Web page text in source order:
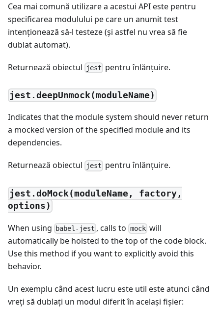
Cea mai comună utilizare a acestui API este pentru
specificarea modulului pe care un anumit test
intenţionează să-l testeze (şi astfel nu vrea să fie
dublat automat).
Returnează obiectul jest pentru înlănţuire.
jest.deepUnmock(moduleName)
Indicates that the module system should never return
a mocked version of the specified module and its
dependencies.
Returnează obiectul jest pentru înlănţuire.
jest.doMock(moduleName, factory,
options)
When using babel-jest , calls to mockwill
automatically be hoisted to the top of the code block.
Use this method if you want to explicitly avoid this
behavior.
Un exemplu când acest lucru este util este atunci când
vreți să dublați un modul diferit în acelaşi fişier: